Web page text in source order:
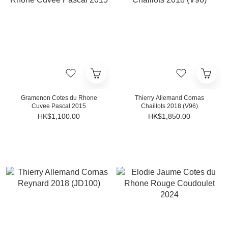
Gramenon Cotes du Rhone
Cuvee Pascal 2015
HK$1,100.00
Thierry Allemand Cornas
Chaillots 2018 (V96)
HK$1,850.00